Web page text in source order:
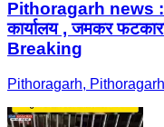
Pithoragarh news :-
कार्यालय , जमकर
Breaking
Pithoragarh,